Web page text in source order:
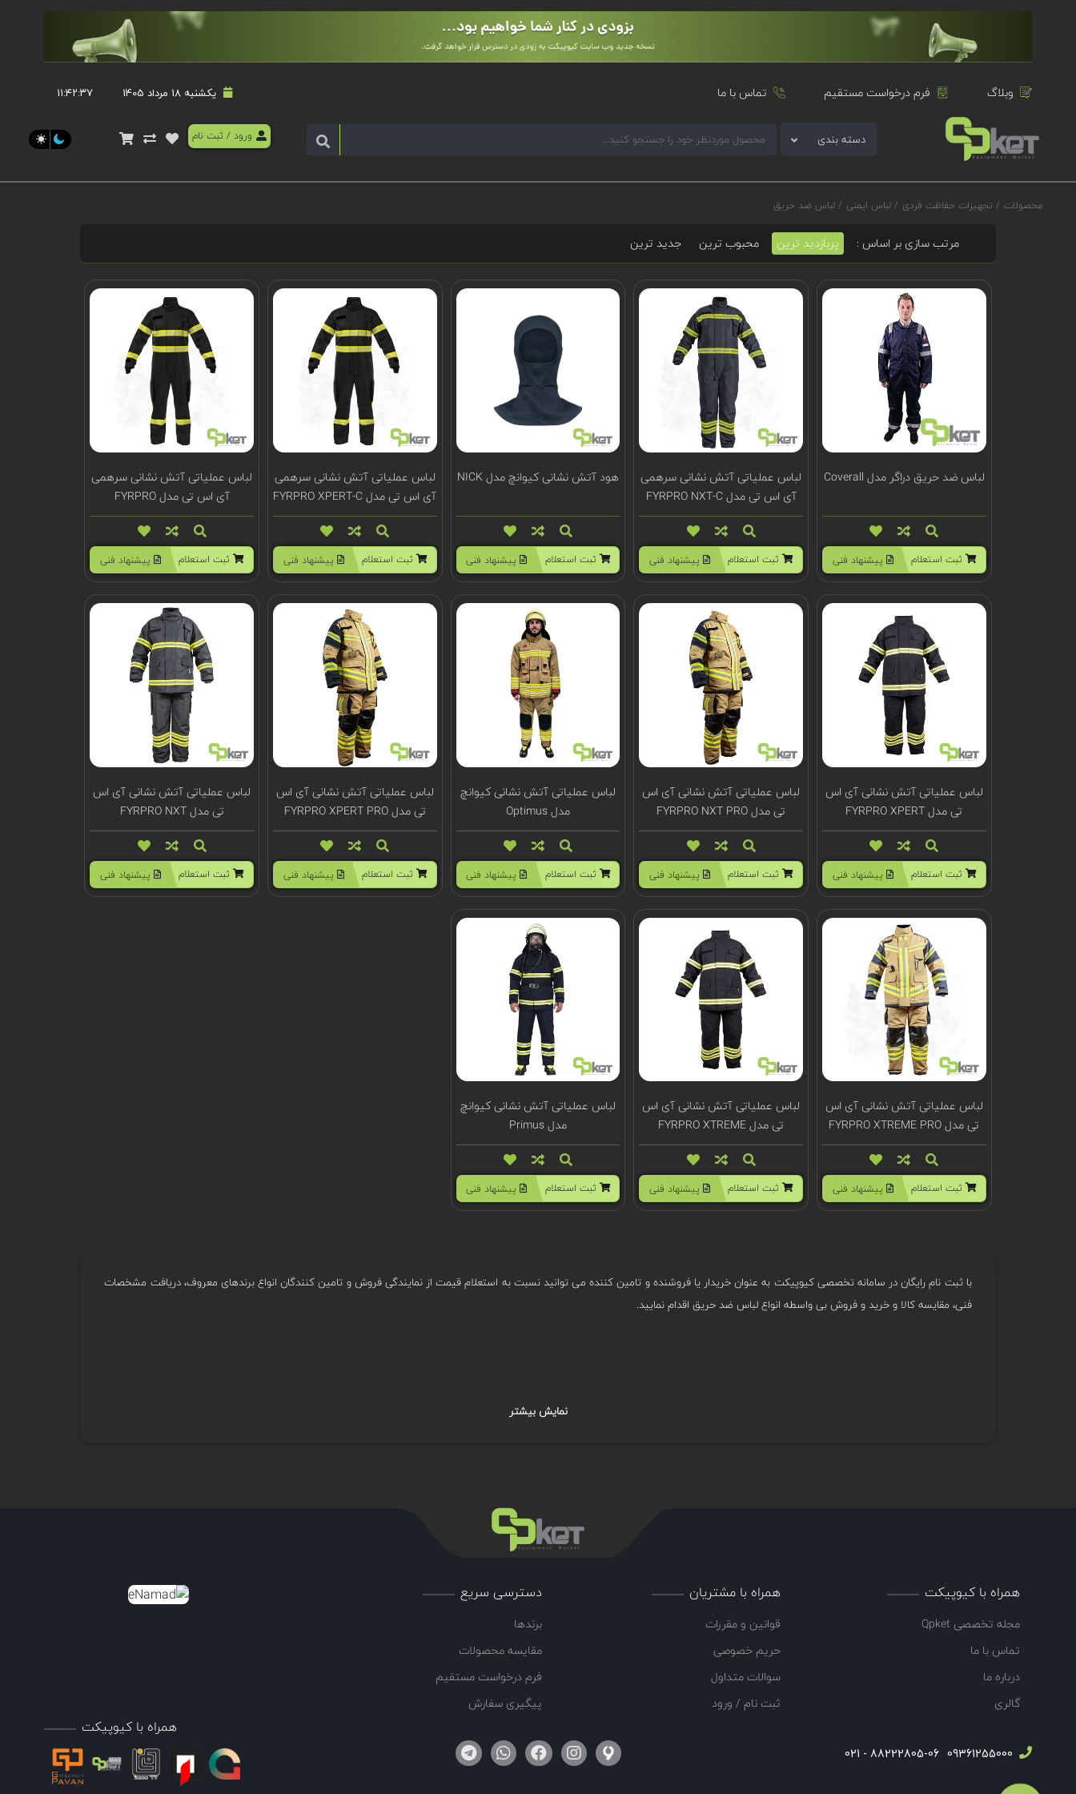
وبلاگ فرم درخواست مستقیم تماس با ما یکشنبه 18 مرداد 1405 ۱۱:۴۲:۳۷
دسته بندی ورود / ثبت نام
محصولات / تجهیزات حفاظت فردی /لباس ایمنی /لباس ضد حریق
مرتب سازی بر اساس : پربازدید ترین محبوب ترین جدید ترین
لباس ضد حریق دراگر مدل Coverall
ثبت استعلام پیشنهاد فنی
لباس عملیاتی آتش نشانی سرهمی
آی اس تی مدل FYRPRO NXT-C
ثبت استعلام پیشنهاد فنی
هود آتش نشانی کیوانچ مدل NICK
ثبت استعلام پیشنهاد فنی
لباس عملیاتی آتش نشانی سرهمی
آی اس تی مدل FYRPRO XPERT-C
ثبت استعلام پیشنهاد فنی
لباس عملیاتی آتش نشانی سرهمی
آی اس تی مدل FYRPRO
XTREME-C
ثبت استعلام پیشنهاد فنی
لباس عملیاتی آتش نشانی آی اس
تی مدل FYRPRO XPERT
ثبت استعلام پیشنهاد فنی
لباس عملیاتی آتش نشانی آی اس
تی مدل FYRPRO NXT PRO
ثبت استعلام پیشنهاد فنی
لباس عملیاتی آتش نشانی کیوانچ
مدل Optimus
ثبت استعلام پیشنهاد فنی
لباس عملیاتی آتش نشانی آی اس
تی مدل FYRPRO XPERT PRO
ثبت استعلام پیشنهاد فنی
لباس عملیاتی آتش نشانی آی اس
تی مدل FYRPRO NXT
ثبت استعلام پیشنهاد فنی
لباس عملیاتی آتش نشانی آی اس
تی مدل FYRPRO XTREME PRO
ثبت استعلام پیشنهاد فنی
لباس عملیاتی آتش نشانی آی اس
تی مدل FYRPRO XTREME
ثبت استعلام پیشنهاد فنی
لباس عملیاتی آتش نشانی کیوانچ
مدل Primus
ثبت استعلام پیشنهاد فنی
با ثبت نام رایگان در سامانه تخصصی کیوپیکت به عنوان خریدار یا فروشنده و تامین کننده می توانید نسبت به استعلام قیمت از نمایندگی فروش و تامین کنندگان انواع برندهای معروف، دریافت مشخصات
فنی، مقایسه کالا و خرید و فروش بی واسطه انواع لباس ضد حریق اقدام نمایید.
نمایش بیشتر
همراه با کیوپیکت
مجله تخصصی Qpket
تماس با ما
درباره ما
گالری
همراه با مشتریان
قوانین و مقررات
حریم خصوصی
سوالات متداول
ثبت نام / ورود
دسترسی سریع
برندها
مقایسه محصولات
فرم درخواست مستقیم
پیگیری سفارش
09361255000
88222805-06 - 021
همراه با کیوپیکت